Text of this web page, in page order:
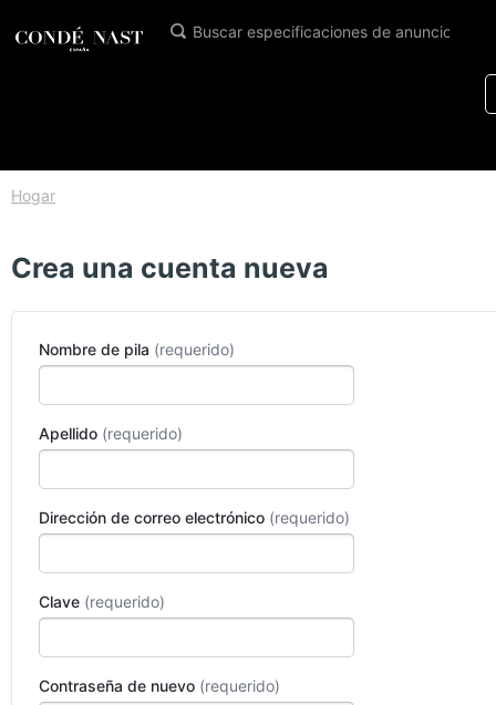
Hogar
Crea una cuenta nueva
Nombre de pila
Apellido
Dirección de correo electrónico
Clave
Contraseña de nuevo